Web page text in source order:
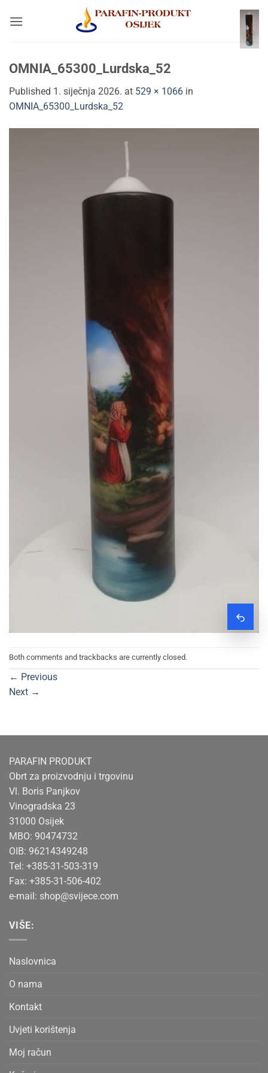
OMNIA_65300_Lurdska_52
Published 1. siječnja 2026. at 529 × 1066 in
OMNIA_65300_Lurdska_52
Both comments and trackbacks are currently closed.
← Previous
Next →
PARAFIN PRODUKT
Obrt za proizvodnju i trgovinu
Vl. Boris Panjkov
Vinogradska 23
31000 Osijek
MBO: 90474732
OIB: 96214349248
Tel: +385-31-503-319
Fax: +385-31-506-402
e-mail: shop@svijece.com
VIŠE:
Naslovnica
O nama
Kontakt
Uvjeti korištenja
Moj račun